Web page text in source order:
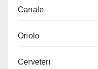
Canale
Oriolo
Cerveteri